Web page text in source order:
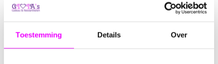
Toestemming Details Over
Voorraadstatus:
Op voorraad
Levertijd:
Vandaag besteld?